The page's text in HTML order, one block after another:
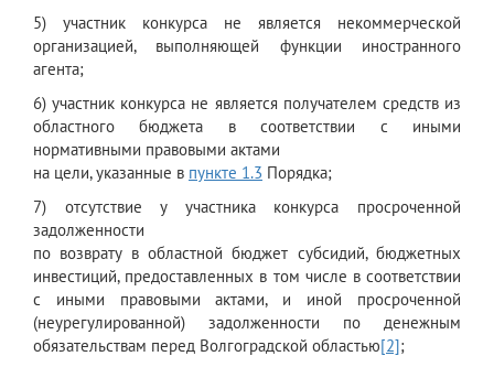
5) участник конкурса не является некоммерческой
организацией, выполняющей функции иностранного
агента;
6) участник конкурса не является получателем средств из
областного бюджета в соответствии с иными
нормативными правовыми актами
на цели, указанные в пункте 1.3 Порядка;
7) отсутствие у участника конкурса просроченной
задолженности
по возврату в областной бюджет субсидий, бюджетных
инвестиций, предоставленных в том числе в соответствии
с иными правовыми актами, и иной просроченной
(неурегулированной) задолженности по денежным
обязательствам перед Волгоградской областью[2];